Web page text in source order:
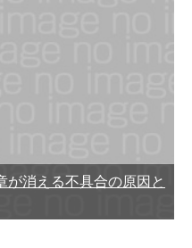
が消える不具合の原因と